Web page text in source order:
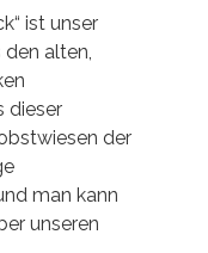
ist unser
den alten,
dieser
der
man kann
unseren